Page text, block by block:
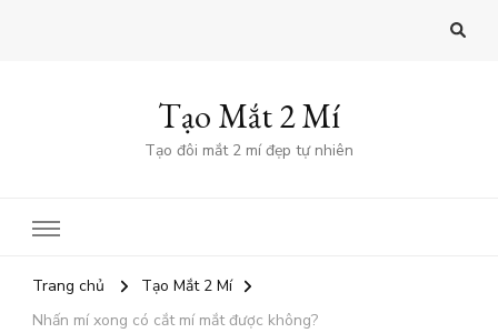
Tạo Mắt 2 Mí
Tạo đôi mắt 2 mí đẹp tự nhiên
Trang chủ
Tạo Mắt 2 Mí
Nhấn mí xong có cắt mí mắt được không?